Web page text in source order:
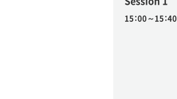
15：00～15：40